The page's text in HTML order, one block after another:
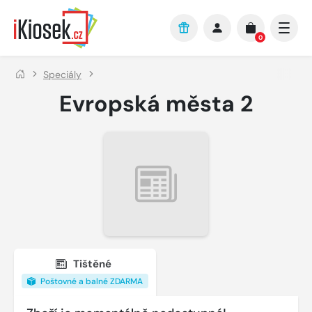
Přejít na hlavní obsah
0
Speciály
Evropská města 2
Tištěné
Poštovné a balné ZDARMA